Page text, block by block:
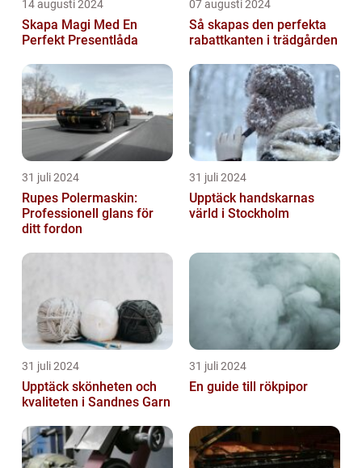
14 augusti 2024
Skapa Magi Med En
Perfekt Presentlåda
07 augusti 2024
Så skapas den perfekta
rabattkanten i trädgården
31 juli 2024
Rupes Polermaskin:
Professionell glans för
ditt fordon
31 juli 2024
Upptäck handskarnas
värld i Stockholm
31 juli 2024
Upptäck skönheten och
kvaliteten i Sandnes Garn
31 juli 2024
En guide till rökpipor